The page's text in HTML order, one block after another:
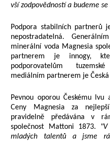
vší zodpovědností a budeme
Podpora stabilních partnerů
nepostradatelná.
minerální voda Magnesia
partnerem je innogy,
podporovatelům
mediálním partnerem je
Pevnou oporou Českému lvu
Ceny Magnesia za
pravidelně předávána v
společnost
Mattoni 1873. "V
mladých talentů a jsme